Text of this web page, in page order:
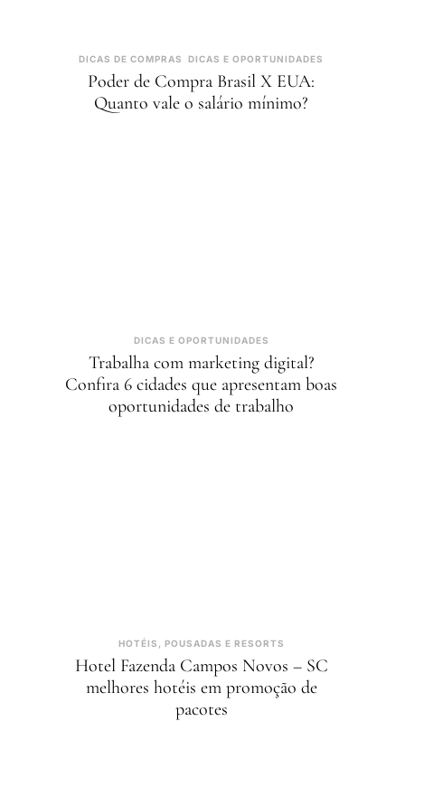
DICAS DE COMPRAS DICAS E OPORTUNIDADES
Poder de Compra Brasil X EUA:
Quanto vale o salário mínimo?
DICAS E OPORTUNIDADES
Trabalha com marketing digital?
Confira 6 cidades que apresentam boas
oportunidades de trabalho
HOTÉIS, POUSADAS E RESORTS
Hotel Fazenda Campos Novos – SC
melhores hotéis em promoção de
pacotes